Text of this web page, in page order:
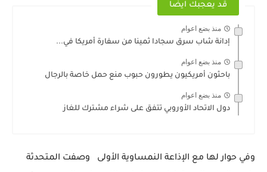
قد يعجبك ايضا
منذ بضع اعوام
إدانة شاب سرق سجادا ثمينا من سفارة أمريكا في...
منذ بضع اعوام
باحثون أمريكيون يطورون حبوب منع حمل خاصة بالرجال
منذ بضع اعوام
دول الاتحاد الأوروبي تتفق على شراء مشترك للغاز
وفي حوار لها مع الإذاعة النمساوية الأولى وصفت المتحدثة